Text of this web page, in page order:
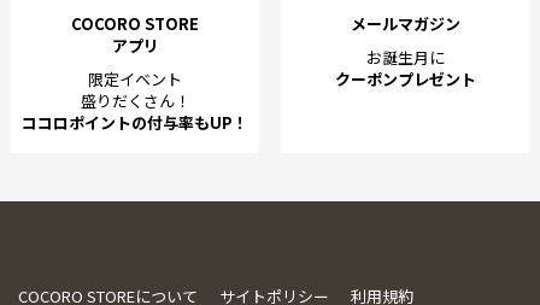
COCORO STORE
アプリ
限定イベント
盛りだくさん！
ココロポイントの付与率もUP！
メールマガジン
お誕生月に
クーポンプレゼント
COCORO STOREについて サイトポリシー 利用規約